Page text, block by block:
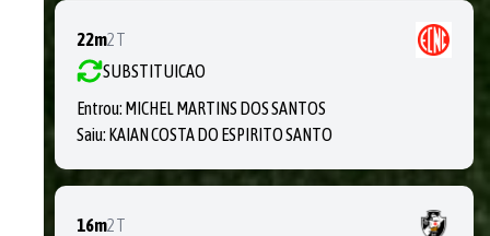
22m2T
SUBSTITUICAO
Entrou: MICHEL MARTINS DOS SANTOS
Saiu: KAIAN COSTA DO ESPIRITO SANTO
16m2T